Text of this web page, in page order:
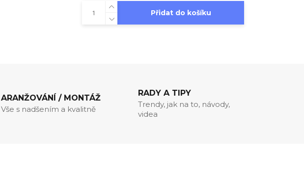
Přidat do košíku
ARANŽOVÁNÍ / MONTÁŽ
Vše s nadšením a kvalitně
RADY A TIPY
Trendy, jak na to, návody,
videa